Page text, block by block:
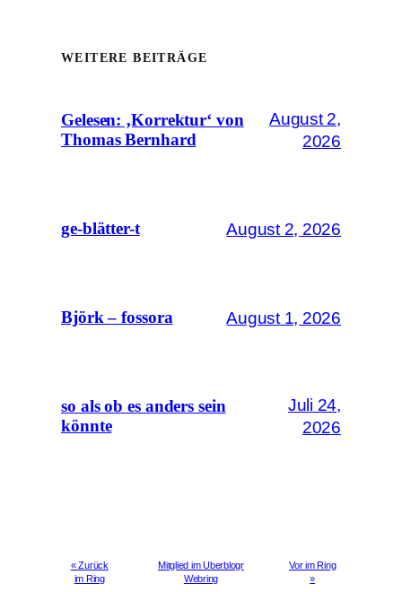
WEITERE BEITRÄGE
Gelesen: ‚Korrektur‘ von
Thomas Bernhard
August 2,
2026
ge-blätter-t August 2, 2026
Björk – fossora August 1, 2026
so als ob es anders sein
könnte
Juli 24,
2026
« Zurück
im Ring
Mitglied im Uberblogr
Webring
Vor im Ring
»